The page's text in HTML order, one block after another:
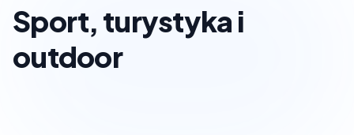
Sport, turystyka i
outdoor